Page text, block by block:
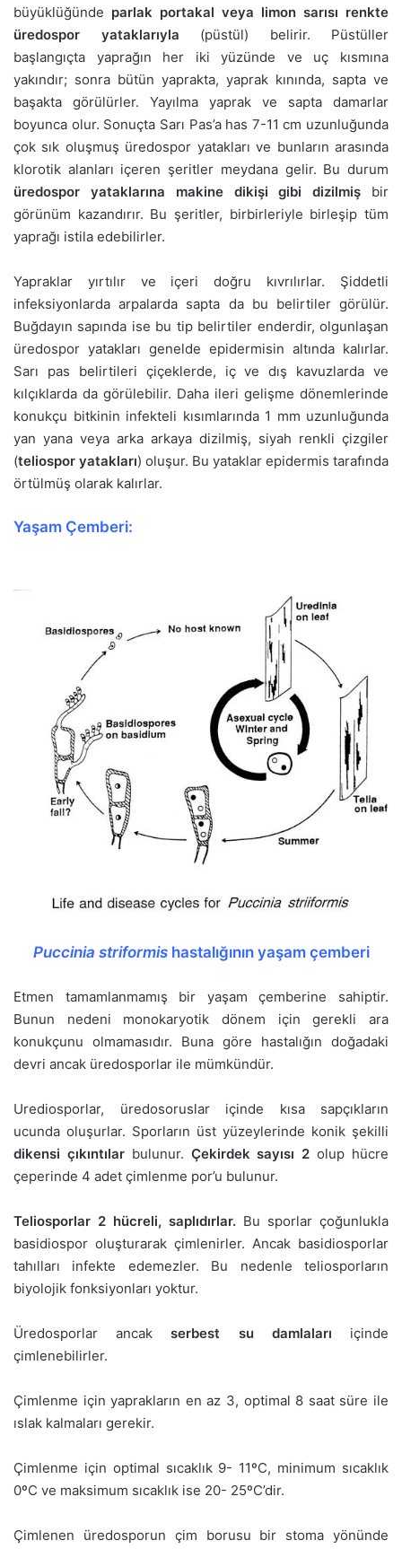
büyüklüğünde parlak portakal veya limon sarısı renkte
üredospor yataklarıyla (püstül) belirir. Püstüller
başlangıçta yaprağın her iki yüzünde ve uç kısmına
yakındır; sonra bütün yaprakta, yaprak kınında, sapta ve
başakta görülürler. Yayılma yaprak ve sapta damarlar
boyunca olur. Sonuçta Sarı Pas’a has 7-11 cm uzunluğunda
çok sık oluşmuş üredospor yatakları ve bunların arasında
klorotik alanları içeren şeritler meydana gelir. Bu durum
üredospor yataklarına makine dikişi gibi dizilmiş bir
görünüm kazandırır. Bu şeritler, birbirleriyle birleşip tüm
yaprağı istila edebilirler.
Yapraklar yırtılır ve içeri doğru kıvrılırlar. Şiddetli
infeksiyonlarda arpalarda sapta da bu belirtiler görülür.
Buğdayın sapında ise bu tip belirtiler enderdir, olgunlaşan
üredospor yatakları genelde epidermisin altında kalırlar.
Sarı pas belirtileri çiçeklerde, iç ve dış kavuzlarda ve
kılçıklarda da görülebilir. Daha ileri gelişme dönemlerinde
konukçu bitkinin infekteli kısımlarında 1 mm uzunluğunda
yan yana veya arka arkaya dizilmiş, siyah renkli çizgiler
(teliospor yatakları) oluşur. Bu yataklar epidermis tarafında
örtülmüş olarak kalırlar.
Yaşam Çemberi:
Puccinia striformishastalığının yaşam çemberi
Etmen tamamlanmamış bir yaşam çemberine sahiptir.
Bunun nedeni monokaryotik dönem için gerekli ara
konukçunu olmamasıdır. Buna göre hastalığın doğadaki
devri ancak üredosporlar ile mümkündür.
Urediosporlar, üredosoruslar içinde kısa sapçıkların
ucunda oluşurlar. Sporların üst yüzeylerinde konik şekilli
dikensi çıkıntılarbulunur. Çekirdek sayısı 2 olup hücre
çeperinde 4 adet çimlenme por’u bulunur.
Teliosporlar 2 hücreli, saplıdırlar. Bu sporlar çoğunlukla
basidiospor oluşturarak çimlenirler. Ancak basidiosporlar
tahılları infekte edemezler. Bu nedenle teliosporların
biyolojik fonksiyonları yoktur.
Üredosporlar ancakserbest su damlaları içinde
çimlenebilirler.
Çimlenme için yaprakların en az 3, optimal 8 saat süre ile
ıslak kalmaları gerekir.
Çimlenme için optimal sıcaklık 9- 11ºC, minimum sıcaklık
0ºC ve maksimum sıcaklık ise 20- 25ºC’dir.
Çimlenen üredosporun çim borusu bir stoma yönünde